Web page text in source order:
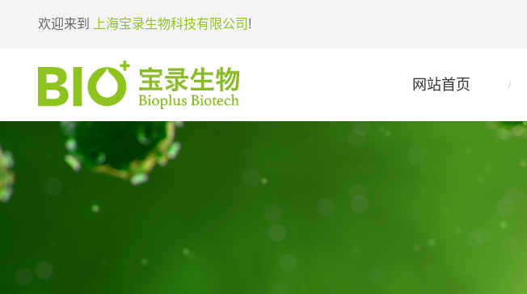
欢迎来到 上海宝录生物科技有限公司 !
网站首页